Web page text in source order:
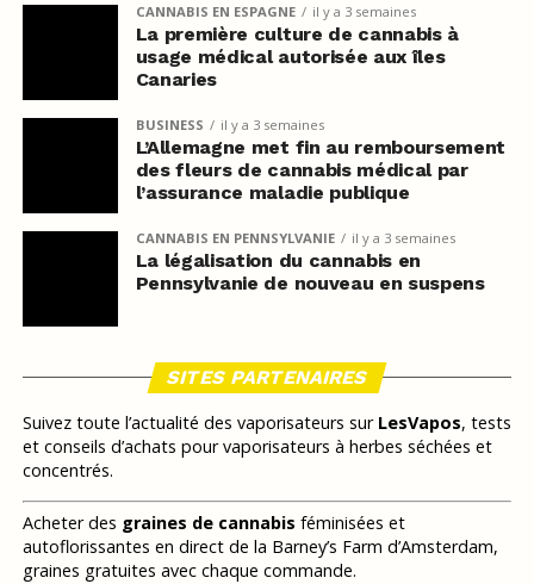
CANNABIS EN ESPAGNE il y a 3 semaines
La première culture de cannabis à
usage médical autorisée aux îles
Canaries
BUSINESS il y a 3 semaines
L’Allemagne met fin au remboursement
des fleurs de cannabis médical par
l’assurance maladie publique
CANNABIS EN PENNSYLVANIE il y a 3 semaines
La légalisation du cannabis en
Pennsylvanie de nouveau en suspens
SITES PARTENAIRES
Suivez toute l’actualité des vaporisateurs sur LesVapos, tests
et conseils d’achats pour vaporisateurs à herbes séchées et
concentrés.
Acheter des graines de cannabis féminisées et
autoflorissantes en direct de la Barney’s Farm d’Amsterdam,
graines gratuites avec chaque commande.